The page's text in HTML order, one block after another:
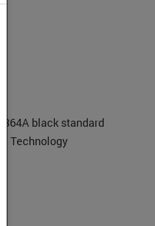
black standard
Technology